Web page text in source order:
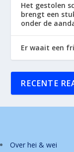
Het gestolen
brengt een
onder de
Er waait een
RECENTE
Over hei & wei